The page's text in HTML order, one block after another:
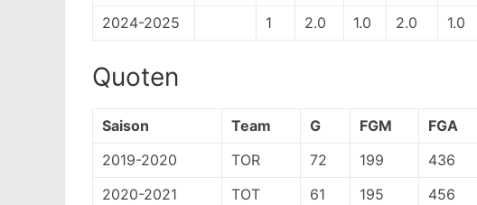
2024-2025
1 2.0 1.0 2.0 1.0
Quoten
Saison Team G FGM FGA
2019-2020
TOR 72 199 436
2020-2021
TOT 61 195 456